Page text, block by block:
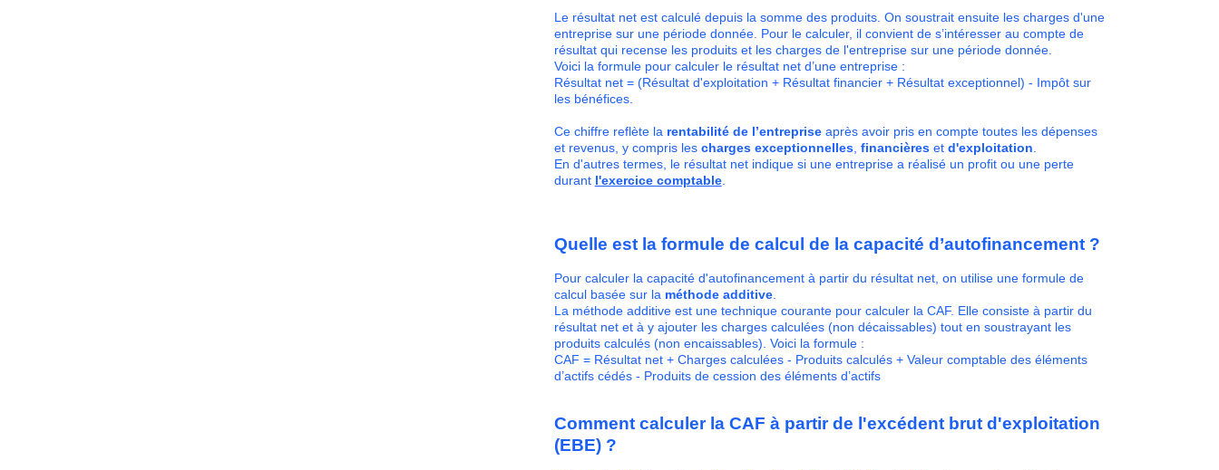
Le résultat net est calculé depuis la somme des produits. On soustrait ensuite les charges d'une
entreprise sur une période donnée. Pour le calculer, il convient de s’intéresser au compte de
résultat qui recense les produits et les charges de l'entreprise sur une période donnée.
Voici la formule pour calculer le résultat net d’une entreprise :
Résultat net = (Résultat d'exploitation + Résultat financier + Résultat exceptionnel) - Impôt sur
les bénéfices.
Ce chiffre reflète la rentabilité de l’entrepriseaprès avoir pris en compte toutes les dépenses
et revenus, y compris les charges exceptionnelles, financièreset d'exploitation
En d'autres termes, le résultat net indique si une entreprise a réalisé un profit ou une perte
durant l'exercice comptable.
Quelle est la formule de calcul de la capacité d’autofinancement ?
Pour calculer la capacité d'autofinancement à partir du résultat net, on utilise une formule de
calcul basée sur la méthode additive.
La méthode additive est une technique courante pour calculer la CAF. Elle consiste à partir du
résultat net et à y ajouter les charges calculées (non décaissables) tout en soustrayant les
produits calculés (non encaissables). Voici la formule :
CAF = Résultat net + Charges calculées - Produits calculés + Valeur comptable des éléments
d’actifs cédés - Produits de cession des éléments d’actifs
Comment calculer la CAF à partir de l'excédent brut d'exploitation
(EBE) ?